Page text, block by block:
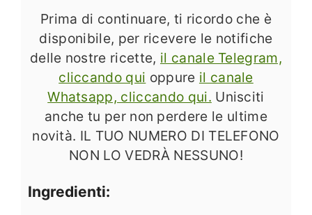
Prima di continuare, ti ricordo che è
disponibile, per ricevere le notifiche
delle nostre ricette, il canale Telegram,
cliccando qui oppure il canale
Whatsapp, cliccando qui. Unisciti
anche tu per non perdere le ultime
novità. IL TUO NUMERO DI TELEFONO
NON LO VEDRÀ NESSUNO!
Ingredienti: